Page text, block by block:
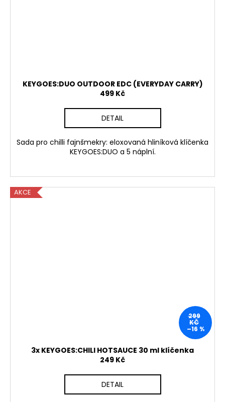
KEYGOES:DUO OUTDOOR EDC (EVERYDAY CARRY)
499 Kč
DETAIL
Sada pro chilli fajnšmekry: eloxovaná hliníková klíčenka
KEYGOES:DUO a 5 náplní.
AKCE
299
KČ
–16 %
3x KEYGOES:CHILI HOTSAUCE 30 ml klíčenka
249 Kč
DETAIL